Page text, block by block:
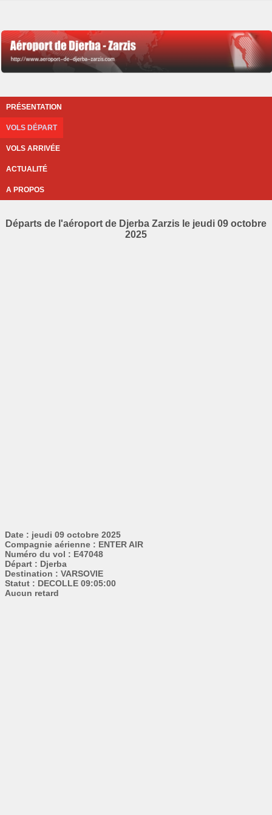
PRÉSENTATION
VOLS DÉPART
VOLS ARRIVÉE
ACTUALITÉ
A PROPOS
Départs de l'aéroport de Djerba Zarzis le jeudi 09 octobre
2025
Date : jeudi 09 octobre 2025
Compagnie aérienne : ENTER AIR
Numéro du vol : E47048
Départ : Djerba
Destination : VARSOVIE
Statut : DECOLLE 09:05:00
Aucun retard